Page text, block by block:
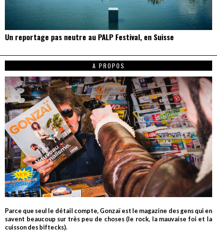
Un reportage pas neutre au PALP Festival, en Suisse
A PROPOS
Parce que seul le détail compte, Gonzaï est le magazine des gens qui en
savent beaucoup sur très peu de choses (le rock, la mauvaise foi et la
cuisson des biftecks).